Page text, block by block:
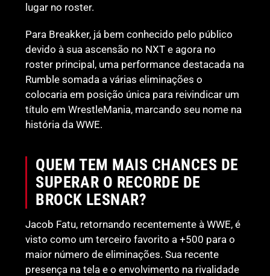
lugar no roster.
Para Breakker, já bem conhecido pelo público
devido à sua ascensão no NXT e agora no
roster principal, uma performance destacada na
Rumble somada a várias eliminações o
colocaria em posição única para reivindicar um
título em WrestleMania, marcando seu nome na
história da WWE.
QUEM TEM MAIS CHANCES DE
SUPERAR O RECORDE DE
BROCK LESNAR?
Jacob Fatu, retornando recentemente à WWE, é
visto como um terceiro favorito a +500 para o
maior número de eliminações. Sua recente
presença na tela e o envolvimento na rivalidade